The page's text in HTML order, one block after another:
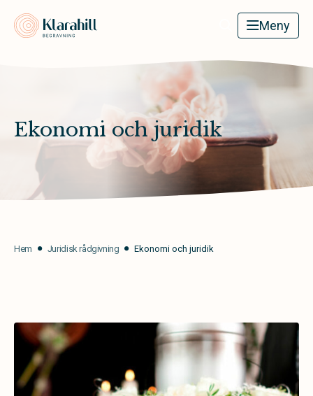
Meny
Ekonomi och juridik
Hem Juridisk rådgivning Ekonomi och juridik